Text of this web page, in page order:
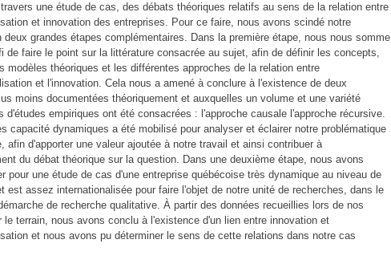
une étude de cas, des débats théoriques relatifs au sens de la relation entre
et innovation des entreprises. Pour ce faire, nous avons scindé notre
deux grandes étapes complémentaires. Dans la première étape, nous nous somme
de faire le point sur la littérature consacrée au sujet, afin de définir les concepts,
modèles théoriques et les différentes approches de la relation entre
et l'innovation. Cela nous a amené à conclure à l'existence de deux
moins documentées théoriquement et auxquelles un volume et une variété
d'études empiriques ont été consacrées : l'approche causale l'approche récursive.
capacité dynamiques a été mobilisé pour analyser et éclairer notre problématique
afin d'apporter une valeur ajoutée à notre travail et ainsi contribuer à
du débat théorique sur la question. Dans une deuxième étape, nous avons
pour une étude de cas d'une entreprise québécoise très dynamique au niveau de
est assez internationalisée pour faire l'objet de notre unité de recherches, dans le
de recherche qualitative. À partir des données recueillies lors de nos
le terrain, nous avons conclu à l'existence d'un lien entre innovation et
et nous avons pu déterminer le sens de cette relations dans notre cas